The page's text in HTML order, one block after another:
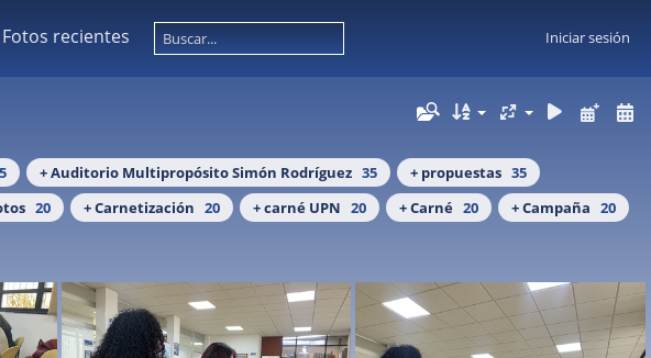
Fotos recientes Iniciar sesión
+ Auditorio Multipropósito Simón Rodríguez 35 + propuestas 35
20 + Carnetización 20 + carné UPN 20 + Carné 20 + Campaña 20